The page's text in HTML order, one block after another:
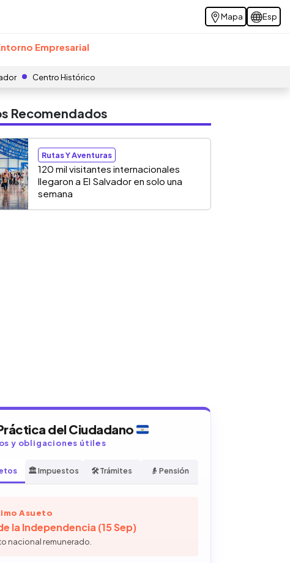
Mapa Esp
Empresarial
Centro Histórico
Recomendados
Rutas Y Aventuras
120 mil visitantes internacionales
llegaron a El Salvador en solo una
semana
del Ciudadano
y obligaciones útiles
🏛️ Impuestos 🛠️ Trámites 👴 Pensión
Asueto
la Independencia (15 Sep)
nacional remunerado.